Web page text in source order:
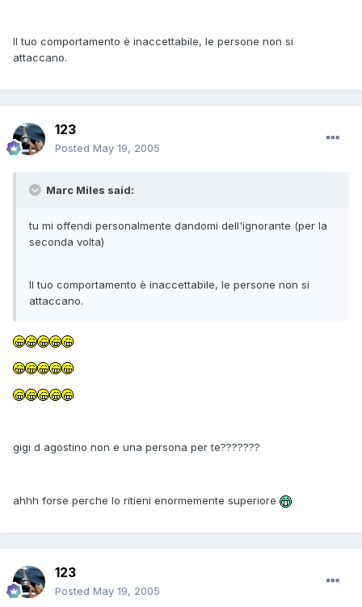
Il tuo comportamento è inaccettabile, le persone non si
attaccano.
123
Posted May 19, 2005
Marc Miles said:
tu mi offendi personalmente dandomi dell'ignorante (per la
seconda volta)
Il tuo comportamento è inaccettabile, le persone non si
attaccano.
gigi d agostino non e una persona per te???????
ahhh forse perche lo ritieni enormemente superiore
123
Posted May 19, 2005